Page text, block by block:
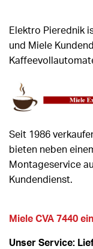
Elektro Pierednik
und Miele
Seit 1986
bieten neben
Montageservice
Kundendienst.
Miele CVA 7440
Unser Service: